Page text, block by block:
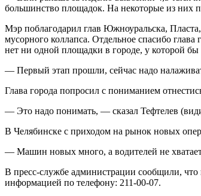
большинство площадок. На некоторые из них
Мэр поблагодарил глав Южноуральска,
мусорного коллапса. Отдельное спасибо
нет ни одной площадки в городе, у которой
— Первый этап прошли, сейчас надо
Глава города попросил с пониманием
— Это надо понимать, — сказал Тефтелев
В Челябинске с приходом на рынок новых
— Машин новых много, а водителей не
В пресс-службе администрации сообщили, что
информацией по телефону: 211-00-07.